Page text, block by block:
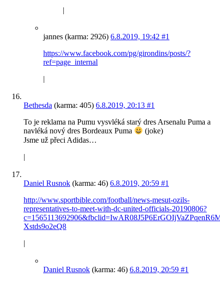
|
jannes (karma: 2926) 6.8.2019, 19:42 #1
https://www.facebook.com/pg/girondins/posts/?
ref=page_internal
|
Bethesda (karma: 405) 6.8.2019, 20:13 #1
To je reklama na Pumu vysvléká starý dres Arsenalu Puma a
navléká nový dres Bordeaux Puma
(joke)
Jsme už přeci Adidas…
|
Daniel Rusnok (karma: 46) 6.8.2019, 20:59 #1
http://www.sportbible.com/football/news-mesut-ozils-
representatives-to-meet-with-dc-united-officials-20190806?
Xstds9o2eQ8
|
Daniel Rusnok (karma: 46) 6.8.2019, 20:59 #1